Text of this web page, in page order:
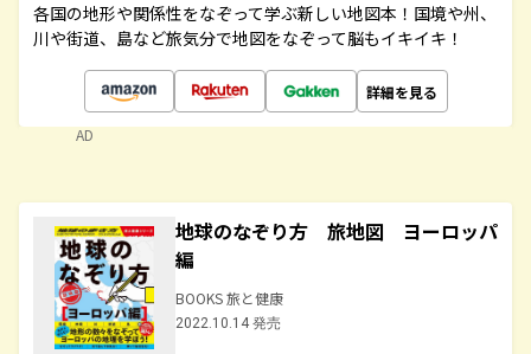
各国の地形や関係性をなぞって学ぶ新しい地図本！国境や州、
川や街道、島など旅気分で地図をなぞって脳もイキイキ！
詳細を見る
AD
地球のなぞり方 旅地図 ヨーロッパ
編
BOOKS 旅と健康
2022.10.14 発売